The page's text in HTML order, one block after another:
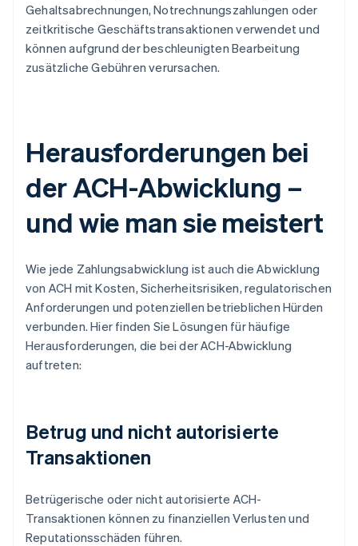
Gehaltsabrechnungen, Notrechnungszahlungen oder
zeitkritische Geschäftstransaktionen verwendet und
können aufgrund der beschleunigten Bearbeitung
zusätzliche Gebühren verursachen.
Herausforderungen bei
der ACH-Abwicklung –
und wie man sie meistert
Wie jede Zahlungsabwicklung ist auch die Abwicklung
von ACH mit Kosten, Sicherheitsrisiken, regulatorischen
Anforderungen und potenziellen betrieblichen Hürden
verbunden. Hier finden Sie Lösungen für häufige
Herausforderungen, die bei der ACH-Abwicklung
auftreten:
Betrug und nicht autorisierte
Transaktionen
Betrügerische oder nicht autorisierte ACH-
Transaktionen können zu finanziellen Verlusten und
Reputationsschäden führen.